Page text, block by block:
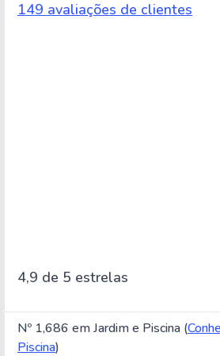
149 avaliações de clientes
4,9 de 5 estrelas
Nº 1,686 em Jardim e Piscina (
Piscina)